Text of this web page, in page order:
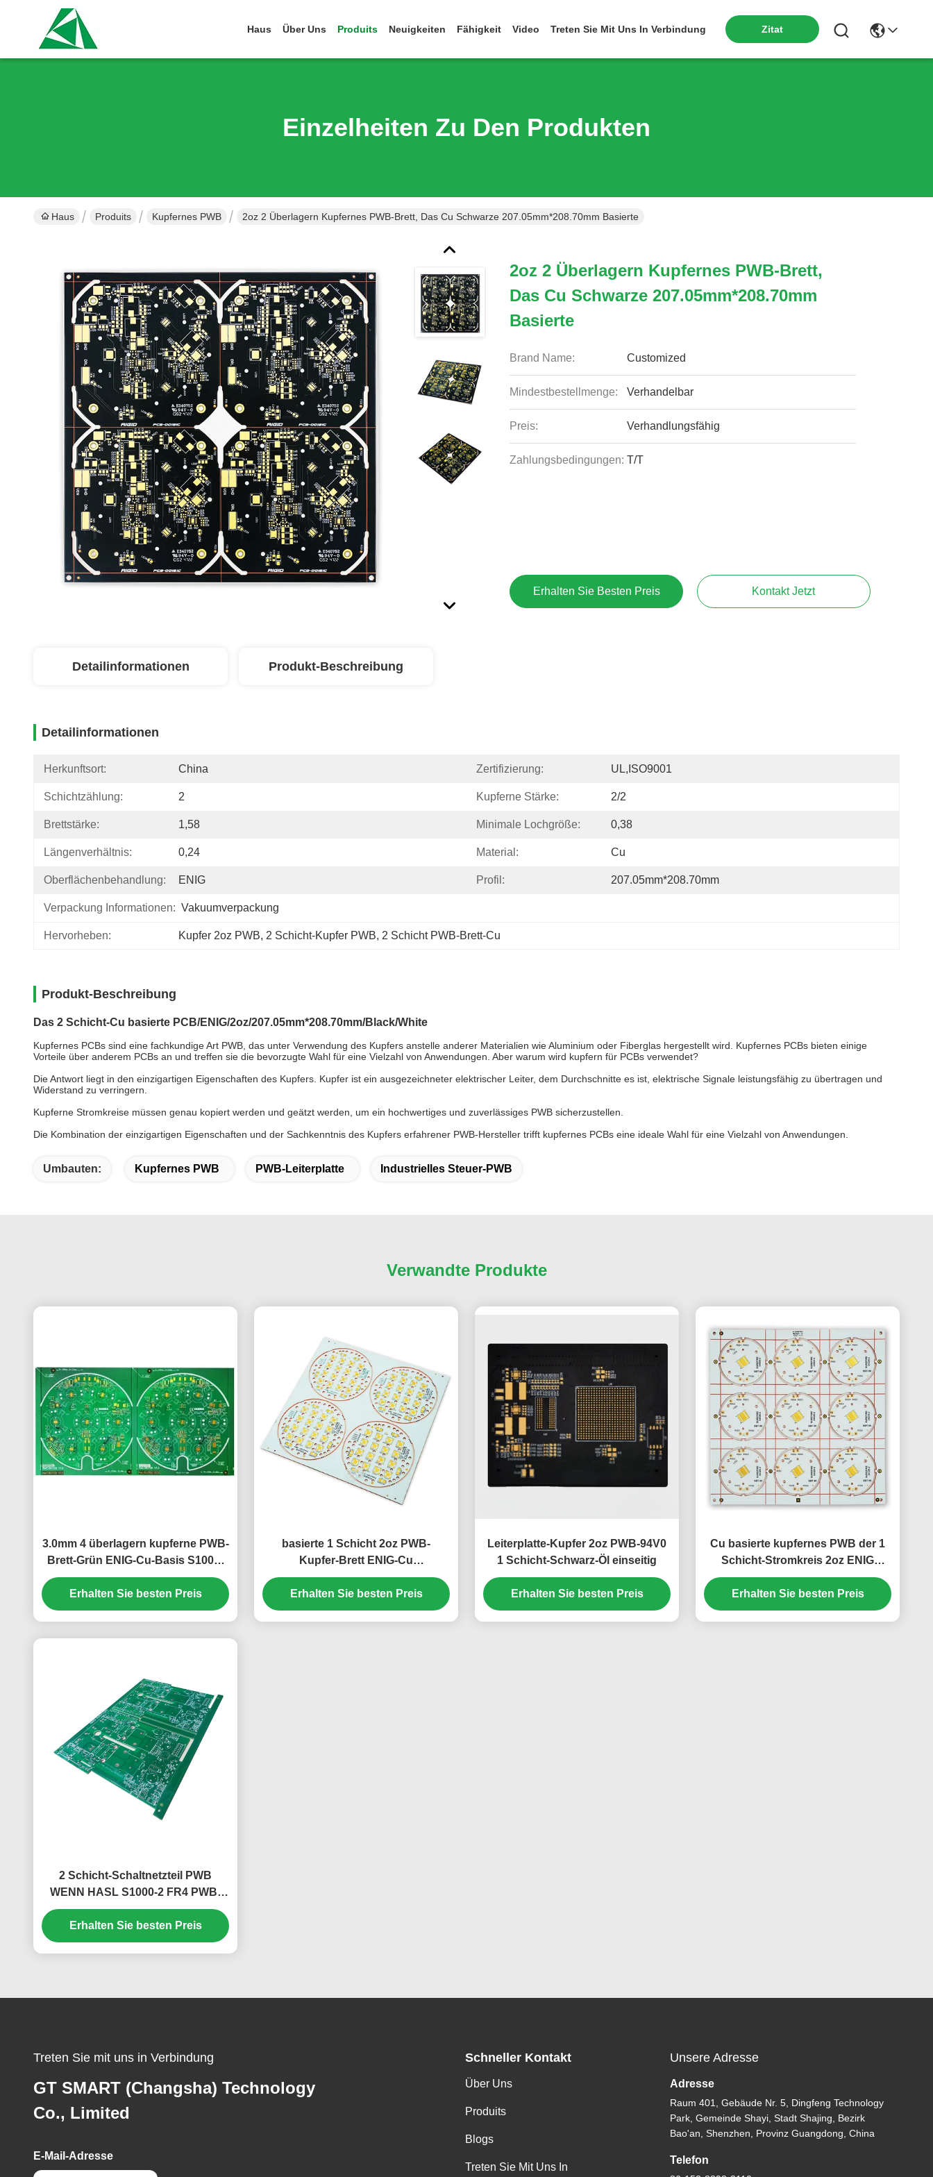
Haus Über Uns Produits Neuigkeiten Fähigkeit Video Treten Sie Mit Uns In Verbindung Zitat
Einzelheiten Zu Den Produkten
Haus Produits Kupfernes PWB 2oz 2 Überlagern Kupfernes PWB-Brett, Das Cu Schwarze 207.05mm*208.70mm Basierte
2oz 2 Überlagern Kupfernes PWB-Brett,
Das Cu Schwarze 207.05mm*208.70mm
Basierte
Brand Name: Customized
Mindestbestellmenge: Verhandelbar
Preis: Verhandlungsfähig
Zahlungsbedingungen: T/T
Erhalten Sie Besten Preis Kontakt Jetzt
Detailinformationen Produkt-Beschreibung
Detailinformationen
Herkunftsort: China Zertifizierung: UL,ISO9001
Schichtzählung: 2 Kupferne Stärke: 2/2
Brettstärke: 1,58 Minimale Lochgröße: 0,38
Längenverhältnis: 0,24 Material: Cu
Oberflächenbehandlung: ENIG Profil: 207.05mm*208.70mm
Verpackung Informationen: Vakuumverpackung
Hervorheben: Kupfer 2oz PWB, 2 Schicht-Kupfer PWB, 2 Schicht PWB-Brett-Cu
Produkt-Beschreibung
Das 2 Schicht-Cu basierte PCB/ENIG/2oz/207.05mm*208.70mm/Black/White
Kupfernes PCBs sind eine fachkundige Art PWB, das unter Verwendung des Kupfers anstelle anderer Materialien wie Aluminium oder Fiberglas hergestellt wird. Kupfernes PCBs bieten einige
Vorteile über anderem PCBs an und treffen sie die bevorzugte Wahl für eine Vielzahl von Anwendungen. Aber warum wird kupfern für PCBs verwendet?
Die Antwort liegt in den einzigartigen Eigenschaften des Kupfers. Kupfer ist ein ausgezeichneter elektrischer Leiter, dem Durchschnitte es ist, elektrische Signale leistungsfähig zu übertragen und
Widerstand zu verringern.
Kupferne Stromkreise müssen genau kopiert werden und geätzt werden, um ein hochwertiges und zuverlässiges PWB sicherzustellen.
Die Kombination der einzigartigen Eigenschaften und der Sachkenntnis des Kupfers erfahrener PWB-Hersteller trifft kupfernes PCBs eine ideale Wahl für eine Vielzahl von Anwendungen.
Umbauten: Kupfernes PWB PWB-Leiterplatte Industrielles Steuer-PWB
Verwandte Produkte
3.0mm 4 überlagern kupferne PWB-
Brett-Grün ENIG-Cu-Basis S1000-
2M+3W/*k
Erhalten Sie besten Preis
basierte 1 Schicht 2oz PWB-
Kupfer-Brett ENIG-Cu
weißes/schwarzes
196.50mm*196.50mm
Erhalten Sie besten Preis
Leiterplatte-Kupfer 2oz PWB-94V0
1 Schicht-Schwarz-Öl einseitig
Erhalten Sie besten Preis
Cu basierte kupfernes PWB der 1
Schicht-Stromkreis 2oz ENIG
199.00mm*199.00mm
Erhalten Sie besten Preis
2 Schicht-Schaltnetzteil PWB
WENN HASL S1000-2 FR4 PWB-
Brett
Erhalten Sie besten Preis
Treten Sie mit uns in Verbindung
GT SMART (Changsha) Technology
Co., Limited
E-Mail-Adresse
Schneller Kontakt
Über Uns
Produits
Blogs
Treten Sie Mit Uns In
Unsere Adresse
Adresse
Raum 401, Gebäude Nr. 5, Dingfeng Technology
Park, Gemeinde Shayi, Stadt Shajing, Bezirk
Bao'an, Shenzhen, Provinz Guangdong, China
Telefon